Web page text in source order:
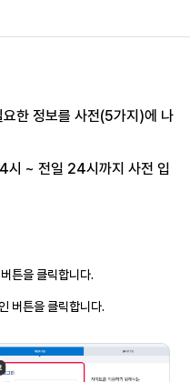
한 정보를 사전(5가지)에 나
시 ~ 전일 24시까지 사전 입
튼을클릭합니다.
버튼을클릭합니다.